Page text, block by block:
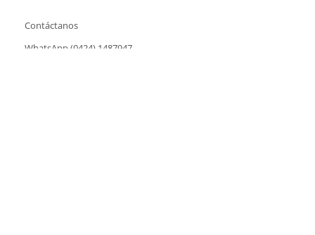
Contáctanos
WhatsApp (0424) 1487947